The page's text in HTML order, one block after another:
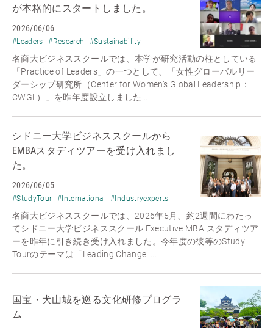
が本格的にスタートしました。
2026/06/06
#Leaders #Research #Sustainability
名商大ビジネススクールでは、本学が研究活動の柱としている
「Practice of Leaders」の一つとして、「女性グローバルリー
ダーシップ研究所（Center for Women’s Global Leadership：
CWGL）」を昨年度設立しました...
シドニー大学ビジネススクールから
EMBAスタディツアーを受け入れまし
た。
2026/06/05
#StudyTour #International #Industryexperts
名商大ビジネススクールでは、2026年5月、約2週間にわたっ
てシドニー大学ビジネススクール Executive MBA スタディツア
ーを昨年に引き続き受け入れました。今年度の彼等のStudy
Tourのテーマは「Leading Change: ...
国宝・犬山城を巡る文化研修プログラ
ム